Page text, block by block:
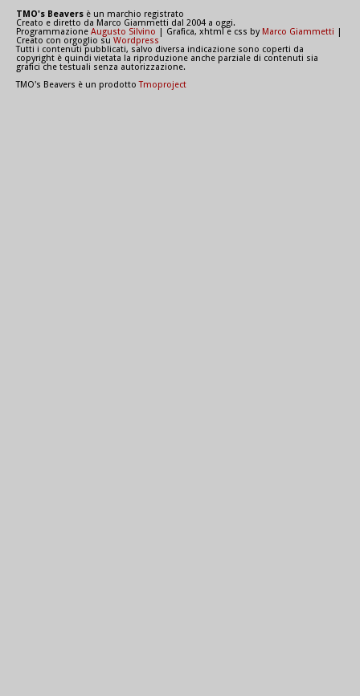
TMO's Beavers è un marchio registrato
Creato e diretto da Marco Giammetti dal 2004 a oggi.
Programmazione Augusto Silvino | Grafica, xhtml e css byMarco Giammetti
Creato con orgoglio su Wordpress
Tutti i contenuti pubblicati, salvo diversa indicazione sono coperti da
copyright è quindi vietata la riproduzione anche parziale di contenuti sia
grafici che testuali senza autorizzazione.
TMO's Beavers è un prodottoTmoproject